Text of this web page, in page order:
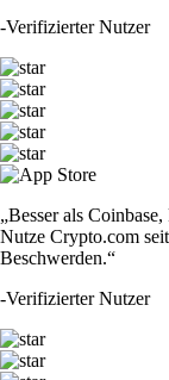
-Verifizierter Nutzer
„Besser als
Nutze Crypto.com
Beschwerden.“
-Verifizierter Nutzer